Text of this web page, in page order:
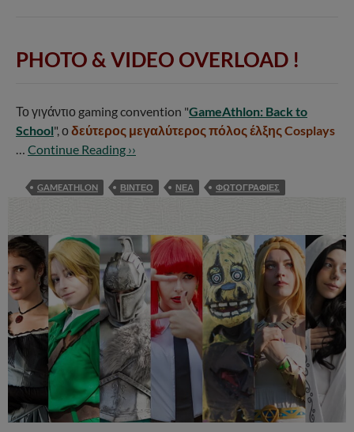
PHOTO & VIDEO OVERLOAD !
Το γιγάντιο gaming convention "GameAthlon: Back to
School", ο δεύτερος μεγαλύτερος πόλος έλξης Cosplays
… Continue Reading ››
GAMEATHLON ΒΙΝΤΕΟ ΝΕΑ ΦΩΤΟΓΡΑΦΙΕΣ